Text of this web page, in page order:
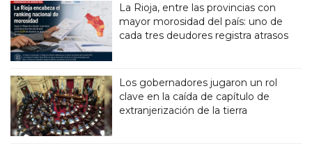
La Rioja, entre las provincias con
mayor morosidad del país: uno de
cada tres deudores registra atrasos
Los gobernadores jugaron un rol
clave en la caída de capítulo de
extranjerización de la tierra